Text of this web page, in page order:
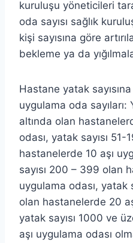
kuruluşu yöneticileri
oda sayısı sağlık
kişi sayısına göre
bekleme ya da
Hastane yatak
uygulama oda sayıları:
altında olan
odası, yatak sayısı 51-
hastanelerde 10 aşı
sayısı 200 – 399 olan
uygulama odası, yatak
olan hastanelerde 20
yatak sayısı 1000 ve
aşı uygulama odası